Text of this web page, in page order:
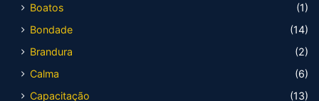
Boatos
(1)
Bondade
(14)
Brandura
(2)
Calma
(6)
Capacitação
(13)